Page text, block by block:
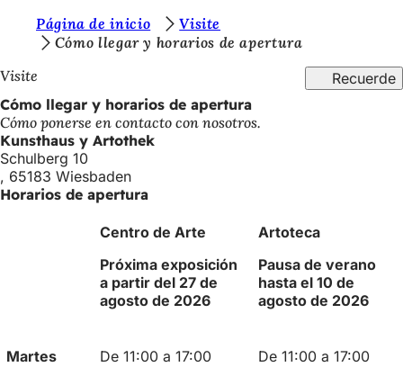
Saltar al contenido
t
á
s
a
q
Página de inicio
Visite
Cómo llegar y horarios de apertura
Visite
Recuerde
Cómo llegar y horarios de apertura
Cómo ponerse en contacto con nosotros.
Kunsthaus y Artothek
Schulberg 10
, 65183 Wiesbaden
Horarios de apertura
Centro de Arte
Próxima exposición
a partir del 27 de
agosto de 2026
Artoteca
Pausa de verano
hasta el 10 de
agosto de 2026
Martes De 11:00 a 17:00 De 11:00 a 17:00